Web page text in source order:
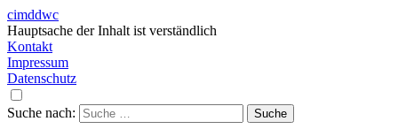
cimddwc
Hauptsache der Inhalt ist verständlich
Kontakt
Impressum
Datenschutz
Suche nach: